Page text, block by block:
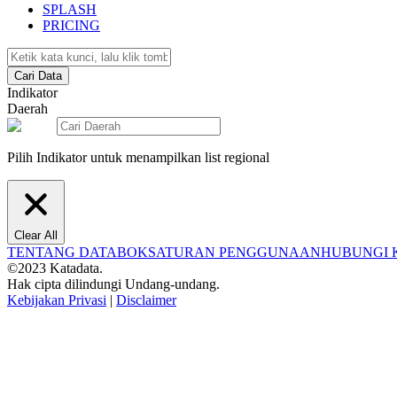
SPLASH
PRICING
Cari Data
Indikator
Daerah
Pilih Indikator untuk menampilkan list regional
Clear All
TENTANG DATABOKSATURAN PENGGUNAANHUBUNGI
©2023 Katadata.
Hak cipta dilindungi Undang-undang.
Kebijakan Privasi | Disclaimer